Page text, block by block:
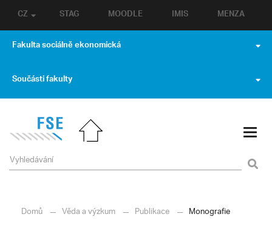
STAG MOODLE IMIS MENZA
CZ
Fakulta sociálně ekonomická
Součásti fakulty
Domů Věda a výzkum Publikace Monografie